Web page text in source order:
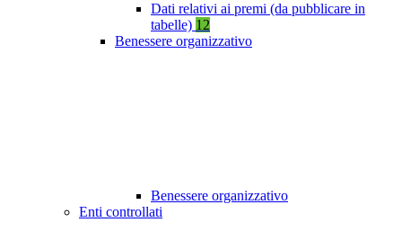
Dati relativi ai premi (da pubblicare in
tabelle) 12
Benessere organizzativo
Benessere organizzativo
Enti controllati